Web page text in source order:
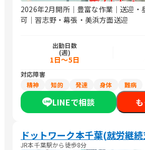
2026年2月開所｜豊富な作業｜送迎・
可｜習志野・幕張・美浜方面送迎
出勤日数
(週)
1日～5日
対応障害
精神
知的 発達 身体 難病
LINEで相談
ドットワーク本千葉(就労継
JR本千葉駅から徒歩8分